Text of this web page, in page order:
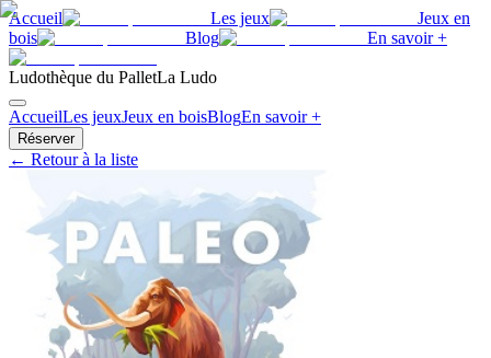
Accueil Les jeux
Jeux en
bois
Blog En savoir +
Ludothèque du PalletLa Ludo
AccueilLes jeuxJeux en boisBlogEn savoir +
Réserver
← Retour à la liste